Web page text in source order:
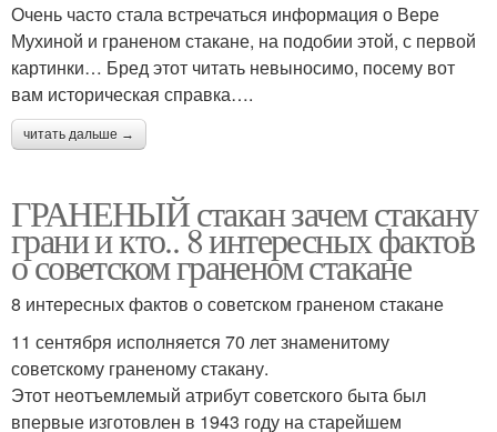
Очень часто стала встречаться информация о Вере
Мухиной и граненом стакане, на подобии этой, с первой
картинки… Бред этот читать невыносимо, посему вот
вам историческая справка….
читать дальше →
ГРАНЕНЫЙ стакан зачем стакану
грани и кто.. 8 интересных фактов
о советском граненом стакане
8 интересных фактов о советском граненом стакане
11 сентября исполняется 70 лет знаменитому
советскому граненому стакану.
Этот неотъемлемый атрибут советского быта был
впервые изготовлен в 1943 году на старейшем